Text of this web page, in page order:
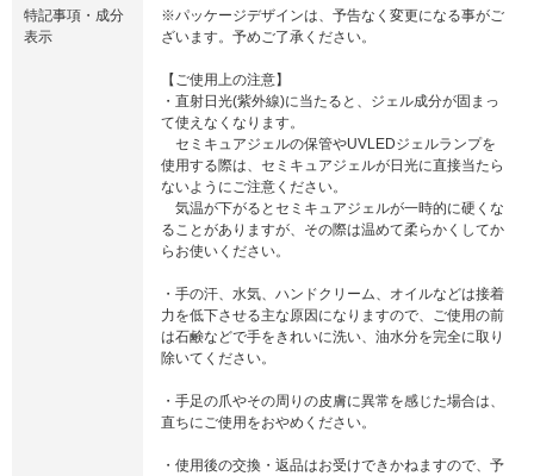
特記事項・成分
表示
※パッケージデザインは、予告なく変更になる事がご
ざいます。予めご了承ください。
【ご使用上の注意】
・直射日光(紫外線)に当たると、ジェル成分が固まっ
て使えなくなります。
セミキュアジェルの保管やUVLEDジェルランプを
使用する際は、セミキュアジェルが日光に直接当たら
ないようにご注意ください。
気温が下がるとセミキュアジェルが一時的に硬くな
ることがありますが、その際は温めて柔らかくしてか
らお使いください。
・手の汗、水気、ハンドクリーム、オイルなどは接着
力を低下させる主な原因になりますので、ご使用の前
は石鹸などで手をきれいに洗い、油水分を完全に取り
除いてください。
・手足の爪やその周りの皮膚に異常を感じた場合は、
直ちにご使用をおやめください。
・使用後の交換・返品はお受けできかねますので、予